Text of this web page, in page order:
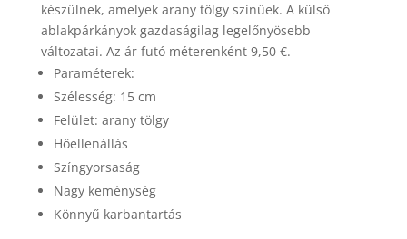
készülnek, amelyek arany tölgy színűek. A külső
ablakpárkányok gazdaságilag legelőnyösebb
változatai. Az ár futó méterenként 9,50 €.
Paraméterek:
Szélesség: 15 cm
Felület: arany tölgy
Hőellenállás
Színgyorsaság
Nagy keménység
Könnyű karbantartás
Necessary
These
cookies are